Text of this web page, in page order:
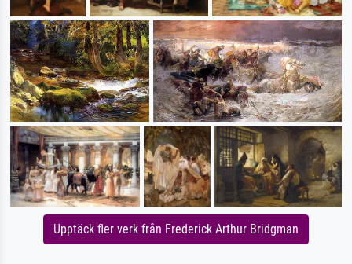
Upptäck fler verk från Frederick Arthur Bridgman